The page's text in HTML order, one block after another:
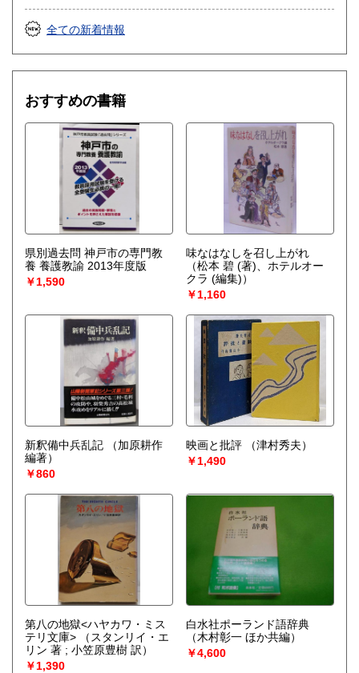
全ての新着情報
おすすめの書籍
県別過去問 神戸市の専門教
養 養護教諭 2013年度版
￥1,590
味なはなしを召し上がれ
（松本 碧 (著)、ホテルオー
クラ (編集)）
￥1,160
新釈備中兵乱記
（加原耕作
編著）
￥860
映画と批評
（津村秀夫）
￥1,490
第八の地獄<ハヤカワ・ミス
テリ文庫>
（スタンリイ・エ
リン 著 ; 小笠原豊樹 訳）
￥1,390
白水社ポーランド語辞典
（木村彰一 ほか共編）
￥4,600